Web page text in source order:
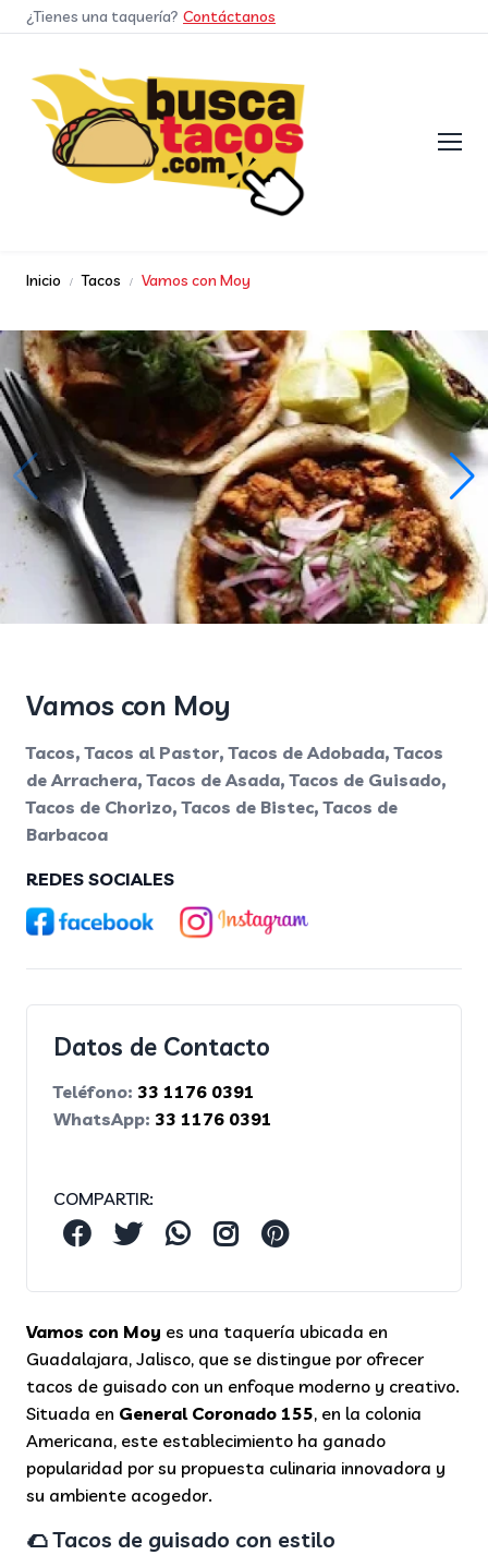
¿Tienes una taquería? Contáctanos
Inicio Tacos Vamos con Moy
Vamos con Moy
Tacos, Tacos al Pastor, Tacos de Adobada, Tacos
de Arrachera, Tacos de Asada, Tacos de Guisado,
Tacos de Chorizo, Tacos de Bistec, Tacos de
Barbacoa
REDES SOCIALES
Datos de Contacto
Teléfono: 33 1176 0391
WhatsApp: 33 1176 0391
COMPARTIR:
Vamos con Moy es una taquería ubicada en
Guadalajara, Jalisco, que se distingue por ofrecer
tacos de guisado con un enfoque moderno y creativo.
Situada en General Coronado 155, en la colonia
Americana, este establecimiento ha ganado
popularidad por su propuesta culinaria innovadora y
su ambiente acogedor.
🌮 Tacos de guisado con estilo